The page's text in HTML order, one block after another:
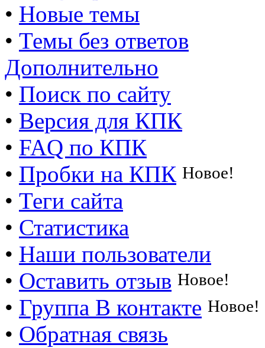
• Новые темы
• Темы без ответов
Дополнительно
• Поиск по сайту
• Версия для КПК
• FAQ по КПК
• Пробки на КПК Новое!
• Теги сайта
• Статистика
• Наши пользователи
• Оставить отзыв Новое!
• Группа В контакте Новое!
• Обратная связь